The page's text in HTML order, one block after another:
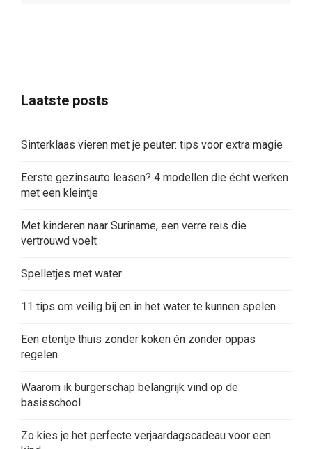
Laatste posts
Sinterklaas vieren met je peuter: tips voor extra magie
Eerste gezinsauto leasen? 4 modellen die écht werken
met een kleintje
Met kinderen naar Suriname, een verre reis die
vertrouwd voelt
Spelletjes met water
11 tips om veilig bij en in het water te kunnen spelen
Een etentje thuis zonder koken én zonder oppas
regelen
Waarom ik burgerschap belangrijk vind op de
basisschool
Zo kies je het perfecte verjaardagscadeau voor een